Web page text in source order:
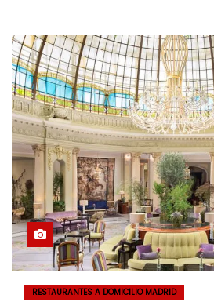
RESTAURANTES A DOMICILIO MADRID